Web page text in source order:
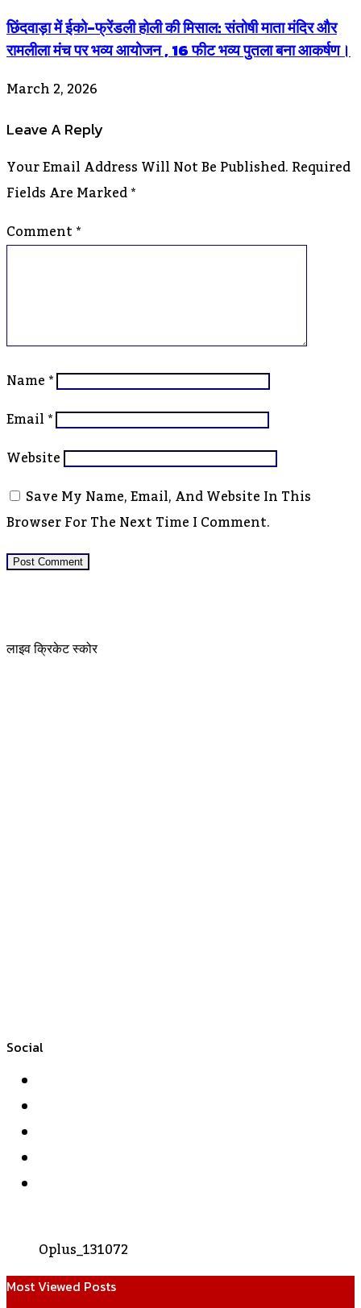
छिंदवाड़ा में ईको-फ्रेंडली होली की मिसाल: संतोषी माता मंदिर और
रामलीला मंच पर भव्य आयोजन , 16 फीट भव्य पुतला बना आकर्षण।
March 2, 2026
Leave A Reply
Your Email Address Will Not Be Published.Required
Fields Are Marked*
Comment*
Name*
Email*
Website
Save My Name, Email, And Website In This
Browser For The Next Time I Comment.
लाइव क्रिकेट स्कोर
Social
Oplus_131072
Most Viewed Posts